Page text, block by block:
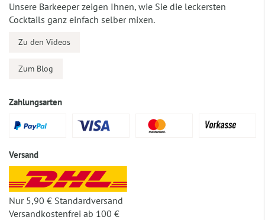
Unsere Barkeeper zeigen Ihnen, wie Sie die leckersten
Cocktails ganz einfach selber mixen.
Zu den Videos
Zum Blog
Zahlungsarten
Versand
Nur 5,90 € Standardversand
Versandkostenfrei ab 100 €